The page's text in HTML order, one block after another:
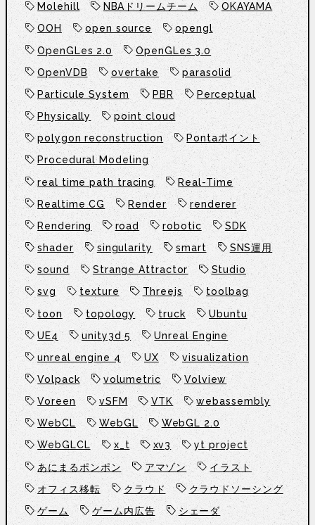
Molehill
NBAドリームチーム
OKAYAMA
OOH
open source
opengl
OpenGLes 2.0
OpenGLes 3.0
OpenVDB
overtake
parasolid
Particule System
PBR
Perceptual
Physically
point cloud
polygon reconstruction
Pontaポイント
Procedural Modeling
real time path tracing
Real-Time
Realtime CG
Render
renderer
Rendering
road robotic
SDK
shader
singularity smart
SNS運用
sound
Strange Attractor
Studio
svg
texture Threejs
toolbag
toon
topology truck
Ubuntu
UE4
unity3d 5
Unreal Engine
unreal engine 4
UX
visualization
Volpack
volumetric
Volview
Voreen
vSFM VTK
webassembly
WebCL
WebGL
WebGL 2.0
WebGLCL
x_t xv3
yt project
あにまるポンポン
アマゾン
イラスト
オフィス移転
クラウド
クラウドソーシング
ゲーム
ゲーム内広告
シェーダ